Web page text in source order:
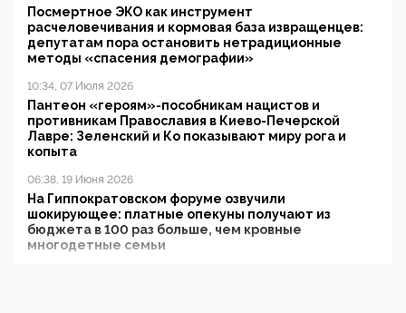
Посмертное ЭКО как инструмент
расчеловечивания и кормовая база извращенцев:
депутатам пора остановить нетрадиционные
методы «спасения демографии»
10:34, 07 Июля 2026
Пантеон «героям»-пособникам нацистов и
противникам Православия в Киево-Печерской
Лавре: Зеленский и Ко показывают миру рога и
копыта
06:38, 19 Июня 2026
На Гиппократовском форуме озвучили
шокирующее: платные опекуны получают из
бюджета в 100 раз больше, чем кровные
многодетные семьи